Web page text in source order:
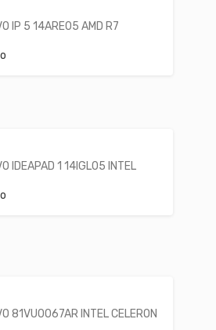
IP 5 14ARE05 AMD R7
IDEAPAD 1 14IGL05 INTEL
81VU0067AR INTEL CELERON